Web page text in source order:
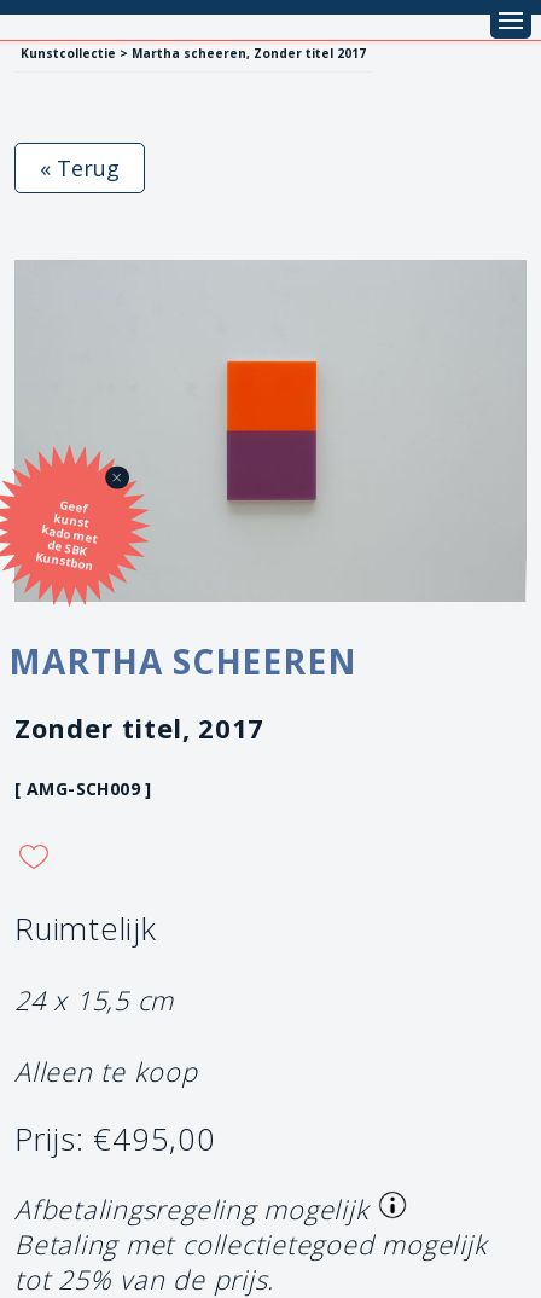
Kunstcollectie > Martha scheeren, Zonder titel 2017
Geef
kunst
kado met
de SBK
Kunstbon
« Terug
MARTHA SCHEEREN
Zonder titel, 2017
[ AMG-SCH009 ]
Ruimtelijk
24 x 15,5 cm
Alleen te koop
Prijs: €495,00
Afbetalingsregeling mogelijk
Betaling met collectietegoed mogelijk
tot 25% van de prijs.